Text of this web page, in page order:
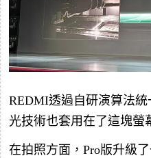
REDMI透過自研演算法
光技術也套用在了這塊螢
在拍照方面，Pro版升級